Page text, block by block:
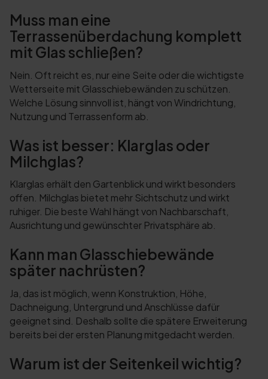
Muss man eine
Terrassenüberdachung komplett
mit Glas schließen?
Nein. Oft reicht es, nur eine Seite oder die wichtigste
Wetterseite mit Glasschiebewänden zu schützen.
Welche Lösung sinnvoll ist, hängt von Windrichtung,
Nutzung und Terrassenform ab.
Was ist besser: Klarglas oder
Milchglas?
Klarglas erhält den Gartenblick und wirkt besonders
offen. Milchglas bietet mehr Sichtschutz und wirkt
ruhiger. Die beste Wahl hängt von Nachbarschaft,
Ausrichtung und gewünschter Privatsphäre ab.
Kann man Glasschiebewände
später nachrüsten?
Ja, das ist möglich, wenn Konstruktion, Höhe,
Dachneigung, Untergrund und Anschlüsse dafür
geeignet sind. Deshalb sollte die spätere Erweiterung
bereits bei der ersten Planung mitgedacht werden.
Warum ist der Seitenkeil wichtig?